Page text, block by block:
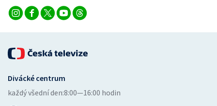
Divácké centrum
každý všední den:8:00—16:00 hodin